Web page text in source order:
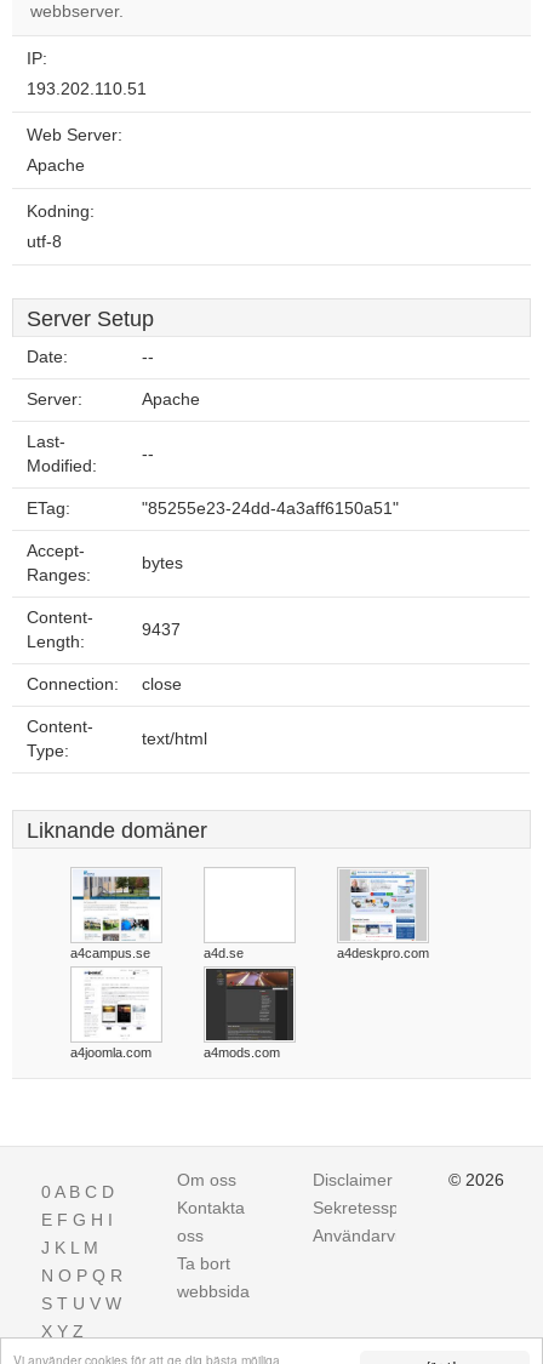
Vi använder cookies för att ge dig bästa möjliga
webbserver.
IP:
193.202.110.51
Web Server:
Apache
Kodning:
utf-8
Server Setup
Date: --
Server: Apache
Last-
Modified:
--
ETag: "85255e23-24dd-4a3aff6150a51"
Accept-
Ranges:
bytes
Content-
Length:
9437
Connection: close
Content-
Type:
text/html
Liknande domäner
a4campus.se a4d.se a4deskpro.com
a4joomla.com a4mods.com
0A B C D
E F G H I
J K L M
N O P Q R
S T U V W
X Y Z
Om oss
Kontakta
oss
Ta bort
webbsida
Disclaimer
Sekretesspolicy
Användarvillkor
© 2026